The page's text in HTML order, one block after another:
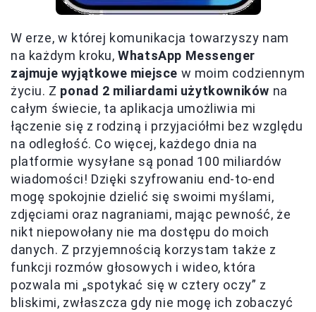
W erze, w której komunikacja towarzyszy nam
na każdym kroku,WhatsApp Messenger
zajmuje wyjątkowe miejsce w moim codziennym
życiu. Z ponad 2 miliardami użytkowników na
całym świecie, ta aplikacja umożliwia mi
łączenie się z rodziną i przyjaciółmi bez względu
na odległość. Co więcej, każdego dnia na
platformie wysyłane są ponad 100 miliardów
wiadomości! Dzięki szyfrowaniu end-to-end
mogę spokojnie dzielić się swoimi myślami,
zdjęciami oraz nagraniami, mając pewność, że
nikt niepowołany nie ma dostępu do moich
danych. Z przyjemnością korzystam także z
funkcji rozmów głosowych i wideo, która
pozwala mi „spotykać się w cztery oczy” z
bliskimi, zwłaszcza gdy nie mogę ich zobaczyć